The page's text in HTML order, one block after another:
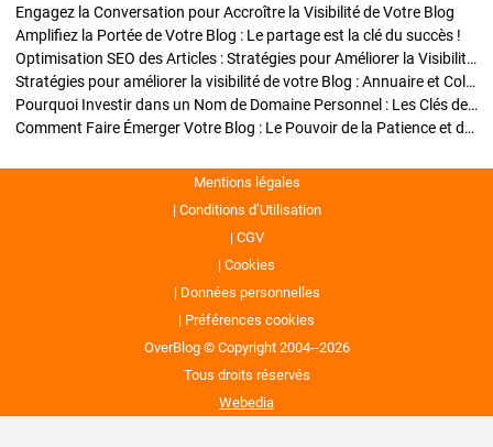
Engagez la Conversation pour Accroître la Visibilité de Votre Blog
Amplifiez la Portée de Votre Blog : Le partage est la clé du succès !
Optimisation SEO des Articles : Stratégies pour Améliorer la Visibilité de Votre Blog
Stratégies pour améliorer la visibilité de votre Blog : Annuaire et Collaborations
Pourquoi Investir dans un Nom de Domaine Personnel : Les Clés de la Réussite de Votre Blog
Comment Faire Émerger Votre Blog : Le Pouvoir de la Patience et de la Persévérance
Mentions légales
Conditions d’Utilisation
CGV
Cookies
Données personnelles
Préférences cookies
OverBlog © Copyright 2004--2026
Tous droits réservés
Webedia